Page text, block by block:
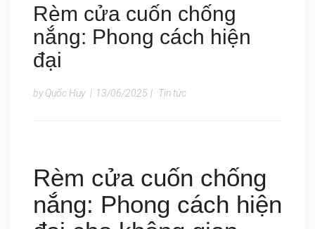
Rèm cửa cuốn chống
nắng: Phong cách hiện
đại
by Quốc Huy | 13/06/2025 | Tin tức
Rèm cửa cuốn chống
nắng: Phong cách hiện